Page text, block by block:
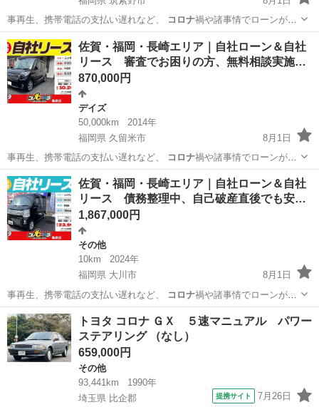
事再生、携帯電話の支払い遅れなど、
コロナ禍や諸事情でローンが組
めなくなった方の…
福岡 筑紫野市 N-BOX ローン
佐賀・福岡・長崎エリア｜自社ローン＆自社
リース 審査でお困りの方、無料相談実施…
870,000円
デイズ
50,000km
2014年
福岡県 久留米市
8月1日
事再生、携帯電話の支払い遅れなど、
コロナ禍や諸事情でローンが組
めなくなった方の…
福岡 久留米市 デイズ ローン
佐賀・福岡・長崎エリア｜自社ローン＆自社
リース 債務整理中、自己破産直後でも安…
1,867,000円
その他
10km
2024年
福岡県 大川市
8月1日
事再生、携帯電話の支払い遅れなど、
コロナ禍や諸事情でローンが組
めなくなった方の…
福岡 大川市 その他 ローン
トヨタ コロナ ＧＸ ５速マニュアル パワー
ステアリング （なし）
659,000円
その他
93,441km
1990年
埼玉県 比企郡
提携サイト 7月26日